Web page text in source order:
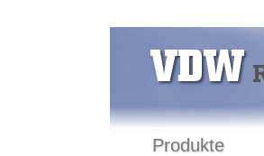
Produkte